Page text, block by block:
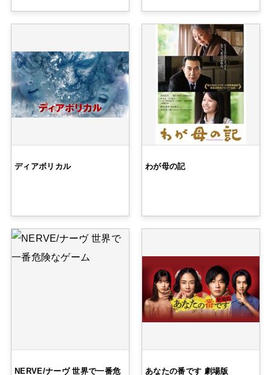
ディアボリカル わが母の記
NERVE/ナーヴ 世界で一番危 あなたの番です 劇場版